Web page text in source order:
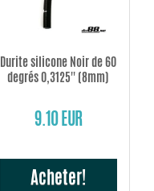
Durite silicone Noir de 60
degrés 0,3125'' (8mm)
9.10 EUR
Acheter!